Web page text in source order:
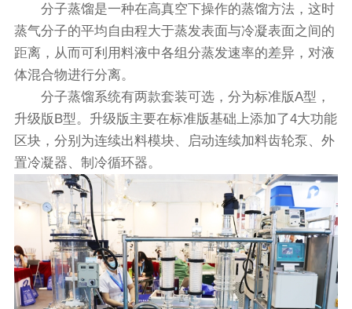
分子蒸馏是一种在高真空下操作的蒸馏方法，这时
蒸气分子的平均自由程大于蒸发表面与冷凝表面之间的
距离，从而可利用料液中各组分蒸发速率的差异，对液
体混合物进行分离。
分子蒸馏系统有两款套装可选，分为标准版A型，
升级版B型。升级版主要在标准版基础上添加了4大功能
区块，分别为连续出料模块、启动连续加料齿轮泵、外
置冷凝器、制冷循环器。